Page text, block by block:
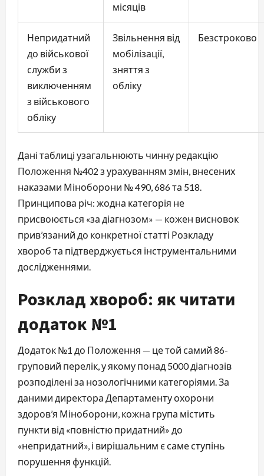
місяців
Непридатний
до військової
служби з
виключенням
з військового
обліку
Звільнення від
мобілізації,
зняття з
обліку
Безстроково
Дані таблиці узагальнюють чинну редакцію
Положення №402 з урахуванням змін, внесених
наказами Міноборони № 490, 686 та 518.
Принципова річ: жодна категорія не
присвоюється «за діагнозом» — кожен висновок
прив’язаний до конкретної статті Розкладу
хвороб та підтверджується інструментальними
дослідженнями.
Розклад хвороб: як читати
додаток №1
Додаток №1 до Положення — це той самий 86-
груповий перелік, у якому понад 5000 діагнозів
розподілені за нозологічними категоріями. За
даними директора Департаменту охорони
здоров’я Міноборони, кожна група містить
пункти від «повністю придатний» до
«непридатний», і вирішальним є саме ступінь
порушення функцій.